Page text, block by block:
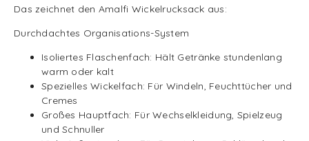
Das zeichnet den Amalfi Wickelrucksack aus:
Durchdachtes Organisations-System
Isoliertes Flaschenfach: Hält Getränke stundenlang
warm oder kalt
Spezielles Wickelfach: Für Windeln, Feuchttücher und
Cremes
Großes Hauptfach: Für Wechselkleidung, Spielzeug
und Schnuller